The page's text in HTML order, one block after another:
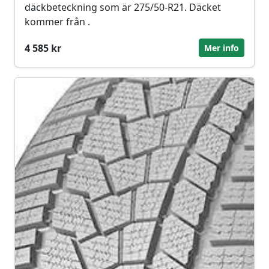
däckbeteckning som är 275/50-R21. Däcket
kommer från .
4 585 kr
Mer info